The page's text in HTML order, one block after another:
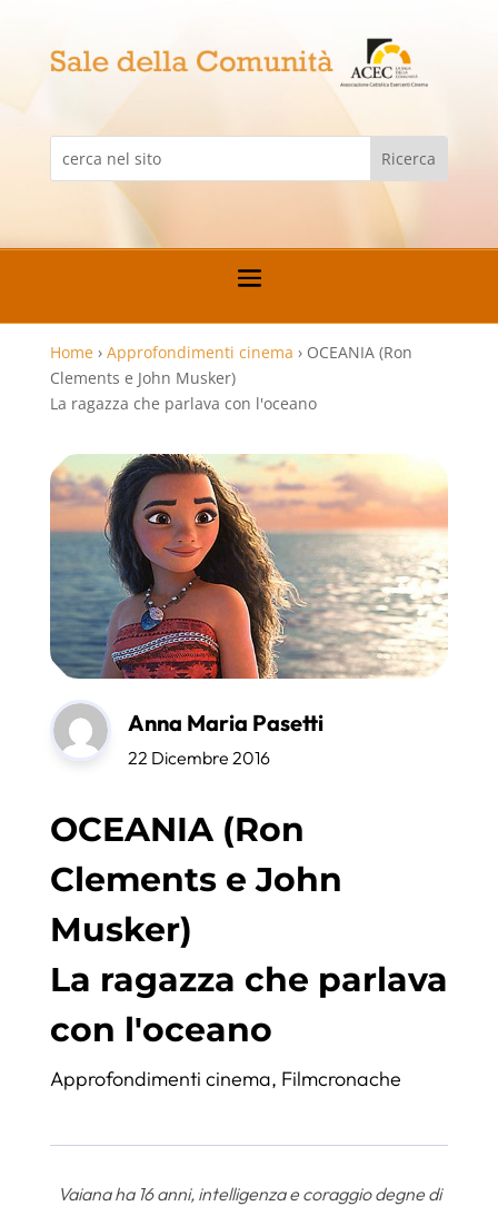
Home › Approfondimenti cinema › OCEANIA (Ron
Clements e John Musker)
La ragazza che parlava con l'oceano
Anna Maria Pasetti
22 Dicembre 2016
OCEANIA (Ron
Clements e John
Musker)
La ragazza che parlava
con l'oceano
Approfondimenti cinema, Filmcronache
Vaiana ha 16 anni, intelligenza e coraggio degne di